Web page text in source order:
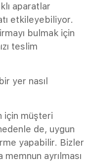
aparatlar
etkileyebiliyor.
bulmak için
teslim
yer nasıl
için müşteri
de, uygun
yapabilir. Bizler
ayrılması